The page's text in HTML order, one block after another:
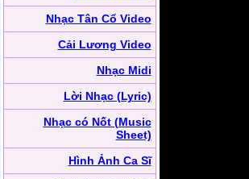
Nhạc Tân Cổ Video
Cải Lương Video
Nhạc Midi
Lời Nhạc (Lyric)
Nhạc có Nốt (Music
Sheet)
Hình Ảnh Ca Sĩ